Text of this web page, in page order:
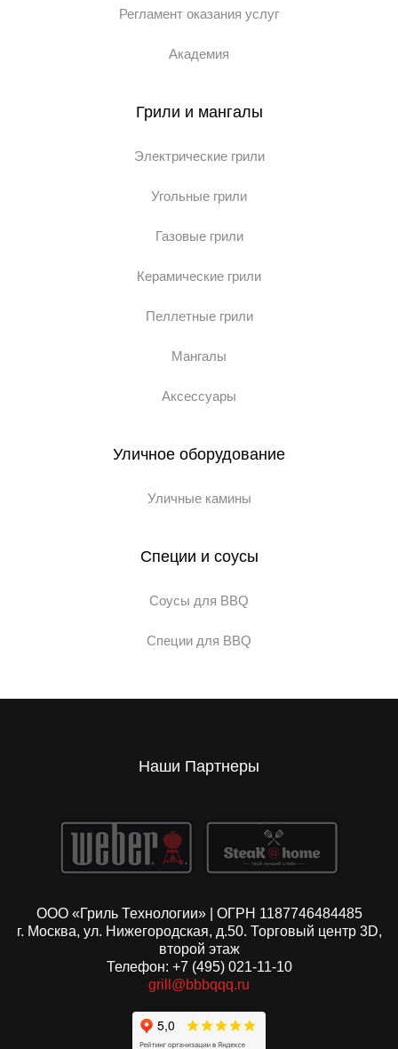
Регламент оказания услуг
Академия
Грили и мангалы
Электрические грили
Угольные грили
Газовые грили
Керамические грили
Пеллетные грили
Мангалы
Аксессуары
Уличное оборудование
Уличные камины
Специи и соусы
Соусы для BBQ
Специи для BBQ
Наши Партнеры
ООО «Гриль Технологии» | ОГРН 1187746484485
г. Москва, ул. Нижегородская, д.50. Торговый центр 3D,
второй этаж
Телефон: +7 (495) 021-11-10
grill@bbbqqq.ru